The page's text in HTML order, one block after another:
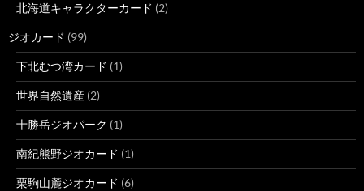
北海道キャラクターカード (2)
ジオカード (99)
下北むつ湾カード (1)
世界自然遺産 (2)
十勝岳ジオパーク (1)
南紀熊野ジオカード (1)
栗駒山麓ジオカード (6)